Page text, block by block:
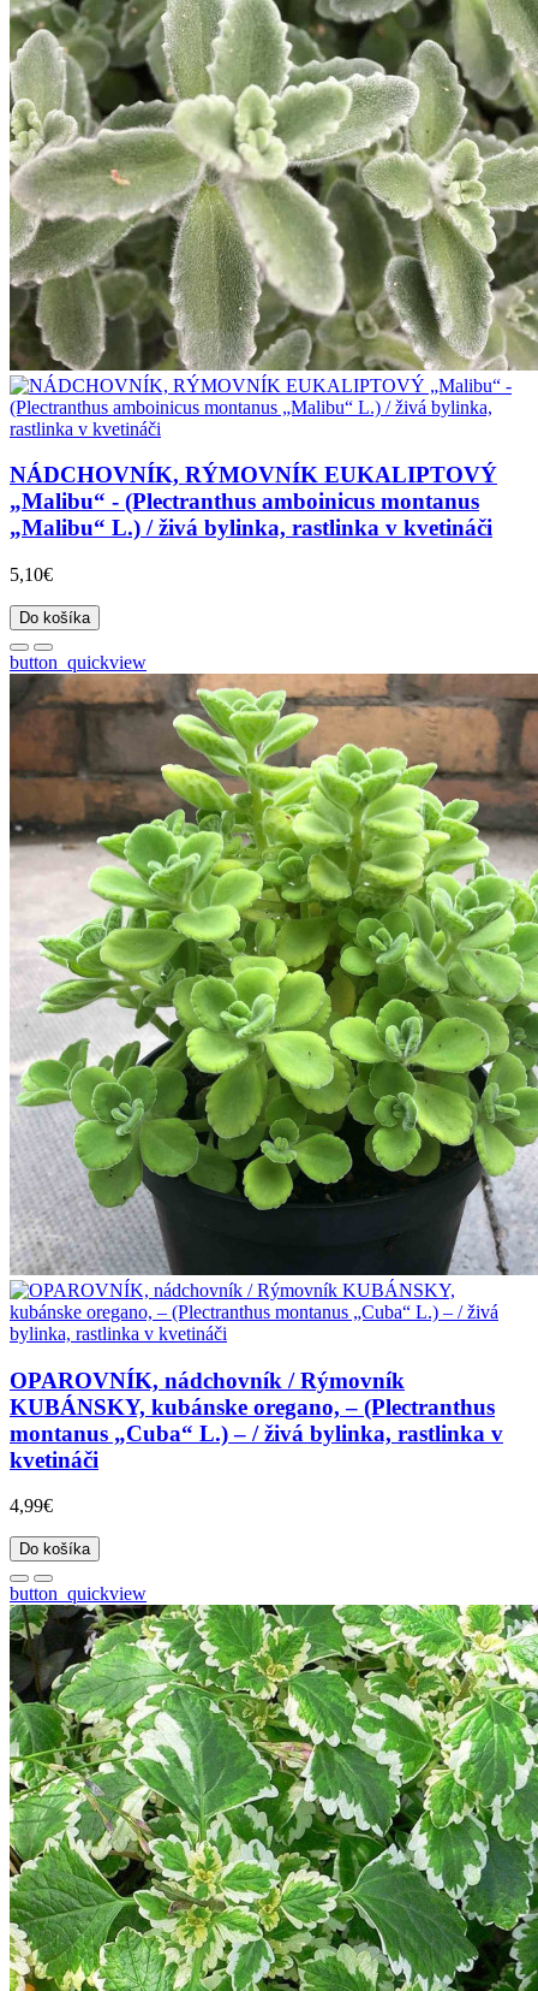
NÁDCHOVNÍK, RÝMOVNÍK EUKALIPTOVÝ
„Malibu“ - (Plectranthus amboinicus montanus
„Malibu“ L.) / živá bylinka, rastlinka v kvetináči
5,10€
Do košíka
button_quickview
OPAROVNÍK, nádchovník / Rýmovník
KUBÁNSKY, kubánske oregano, – (Plectranthus
montanus „Cuba“ L.) – / živá bylinka, rastlinka v
kvetináči
4,99€
Do košíka
button_quickview